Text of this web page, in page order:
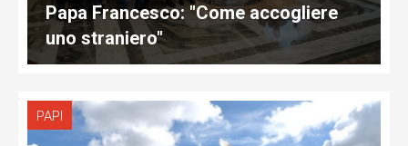
Papa Francesco: "Come accogliere
uno straniero"
PAPI